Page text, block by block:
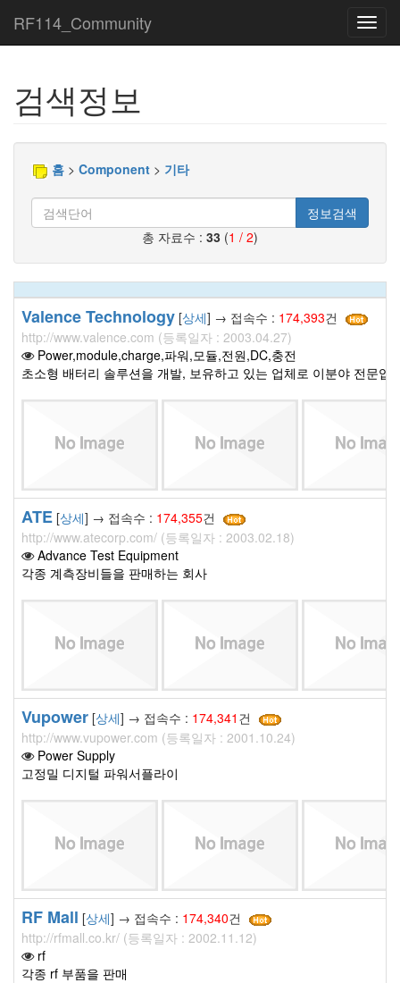
RF114_Community
검색정보
홈 > Component > 기타
정보검색
총 자료수 : 33 (1 / 2)
Valence Technology [상세] → 접속수 : 174,393건
http://www.valence.com (등록일자 : 2003.04.27)
Power,module,charge,파워,모듈,전원,DC,충전
초소형 배터리 솔루션을 개발, 보유하고 있는 업체로 이분야 전문업
ATE [상세] → 접속수 : 174,355건
http://www.atecorp.com/ (등록일자 : 2003.02.18)
Advance Test Equipment
각종 계측장비들을 판매하는 회사
Vupower [상세] → 접속수 : 174,341 건
http://www.vupower.com (등록일자 : 2001.10.24)
Power Supply
고정밀 디지털 파워서플라이
RF Mall [상세] → 접속수 : 174,340건
http://rfmall.co.kr/ (등록일자 : 2002.11.12)
rf
각종 rf 부품을 판매